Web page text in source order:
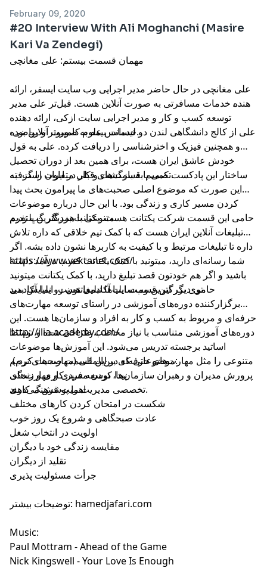
February 09, 2020
#20 Interview With Ali Moghanchi (Masire
Kari Va Zendegi)
مهمان قسمت بیستم: علی مغانچی
علی مغانچی در حال حاضر مدیر اجرایی وب سایت ایسفر، ارائه
دهنده خدمات مسافرتی به صورت آنلاین هست. قبل‌تر علی مدیر
توسعه کسب و کار و مدیر اجرایی سایت ازکی، ارائه دهنده
خدمات بیمه به صورت آنلاین بوده.
علی از کالج دانشگاهی لندن دو لیسانس علوم کامپیوتر و ریاضی،
و همچنین فیزیک و اخترشناسی را دریافت کرده. علی به قول
خودش عاشق ایران هست، برای همین بعد از دوران تحصیل
تصمیم به بازگشت و کار در ایران را گرفته.
ساختار این پادکست کمی با قسمت‌های قبلی متفاوت است. به
این صورت که موضوع اصلی صحبت‌های ما پیرامون بحث پیدا
کردن مسیر کاری و زندگی بود. با این حال درباره موضوعات
متنوعی با همدیگر گپ زدیم.
حامی این قسمت شرکت یکتانت هست. یکتانت بزرگترین پلتفرم
تبلیغات آنلاین ایران هست که با کمک تیم خلاقی که داره تلاش
داره تا تبلیغات مرتبط و با کیفیت به کاربرها نشون داده بشه. اگر
شما رسانه‌ای دارید، میتونید با کمک یکتانت کسب درآمد داشته
باشید و اگر هم خودتون قصد تبلیغ دارید، با کمک یکتانت میتونید
توی بزرگترین وب‌سایت‌ها تبلیغاتتون رو نمایش بدید.
https://www.yektanet.com/
حامی دیگر این قسمت ایلیا آکادمی هست. ایلیا آکادمی
برگزارکننده دوره‌های آموزشی در راستای توسعه مهارت‌های
حرفه‌ای و مربوط به کسب و کار به افراد و سازمان‌ها هست. این
دوره‌های آموزشی متناسب با نیاز مخاطب طراحی شده و توسط
اساتید برجسته تدریس می‌شود. این آموزش‌ها موضوعات
متنوعی را مثل مهارت‌های حرفه‌ای بین‌المللی (مهارت‌های نرم)،
پرورش مدیران و رهبران سازمان‌ها، توسعه فردی و مهارت‌های
تخصصی مدیریت را پوشش می‌دهند.
http://ilia-academy.com/
موضوعاتی که در این قسمت صحبت کردیم:
پیدا کردن مسیر کاری و زندگی
اهمیت فرهنگ کاری
شکست در امتحان کردن کارهای مختلف
عادت صبحگاهی و شروع یک روز خوب
اولویت در انتخاب شغل
مقایسه زندگی خود با دیگران
تقلید از دیگران
جرأت مسئولیت پذیری
توضیحات بیشتر: hamedjafari.com
Music:
Paul Mottram - Ahead of the Game
Nick Kingswell - Your Love Is Enough